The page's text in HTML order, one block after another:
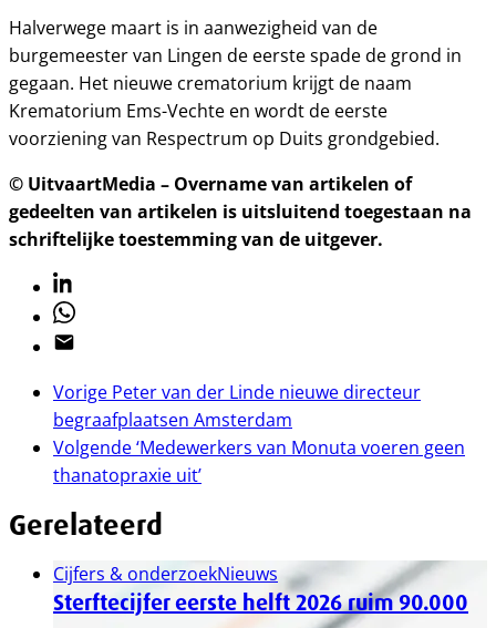
Halverwege maart is in aanwezigheid van de
burgemeester van Lingen de eerste spade de grond in
gegaan. Het nieuwe crematorium krijgt de naam
Krematorium Ems-Vechte en wordt de eerste
voorziening van Respectrum op Duits grondgebied.
© UitvaartMedia – Overname van artikelen of
gedeelten van artikelen is uitsluitend toegestaan na
schriftelijke toestemming van de uitgever.
Linkedin
Whatsapp
Email
Vorige Peter van der Linde nieuwe directeur
begraafplaatsen Amsterdam
Volgende‘Medewerkers van Monuta voeren geen
thanatopraxie uit’
Gerelateerd
Cijfers & onderzoekNieuws
Sterftecijfer eerste helft 2026 ruim 90.000